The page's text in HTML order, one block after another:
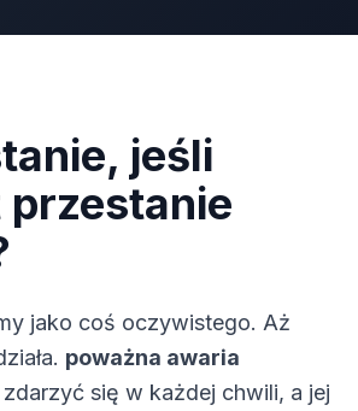
jeśli
jako coś oczywistego. Aż
poważna awaria
się w każdej chwili, a jej